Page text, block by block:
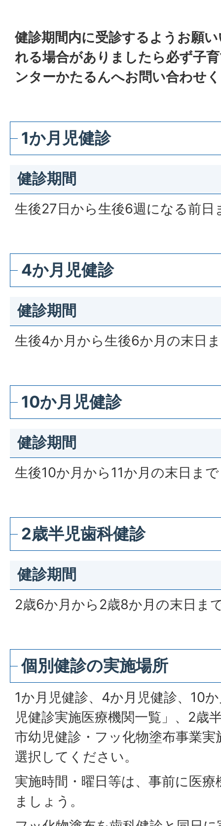
健診期間内に受診するようお願
れる場合がありましたら必ず子
ンターかたるんへお問い合わせ
1か月児健診
健診期間
生後27日から生後6週になる前日
4か月児健診
健診期間
生後4か月から生後6か月の末日
10か月児健診
健診期間
生後10か月から11か月の末日まで
2歳半児歯科健診
健診期間
2歳6か月から2歳8か月の末日ま
個別健診の実施場所
1か月児健診、4か月児健診、10
児健診実施医療機関一覧」、2歳
市幼児健診・フッ化物塗布事業
選択してください。
実施時間・曜日等は、事前に医
ましょう。